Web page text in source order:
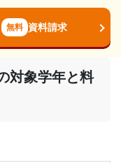
無料 資料請求
対象学年と料